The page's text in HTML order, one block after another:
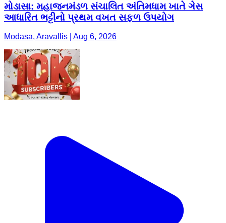
મોડાસા: મહાજનમંડળ સંચાલિત અંતિમધામ ખાતે ગેસ
આધારિત ભટ્ટીનો પ્રથમ વખત સફળ ઉપયોગ
Modasa, Aravallis | Aug 6, 2026